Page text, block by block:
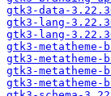
gtk3-data-
gtk3-lang-
gtk3-lang-
gtk3-
gtk3-
gtk3-
gtk3-